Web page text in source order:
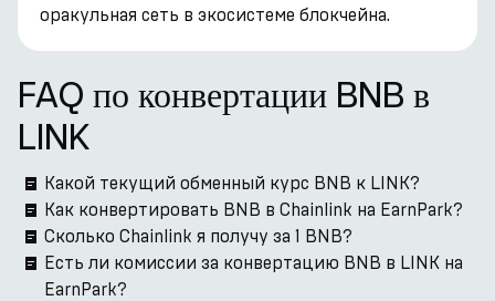
оракульная сеть в экосистеме блокчейна.
FAQ по конвертации BNB в
LINK
Какой текущий обменный курс BNB к LINK?
Как конвертировать BNB в Chainlink на EarnPark?
Сколько Chainlink я получу за 1 BNB?
Есть ли комиссии за конвертацию BNB в LINK на
EarnPark?